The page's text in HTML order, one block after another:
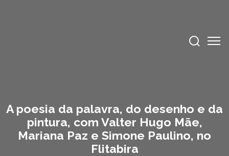
A poesia da palavra, do desenho e da
pintura, com Valter Hugo Mãe,
Mariana Paz e Simone Paulino, no
Flitabira